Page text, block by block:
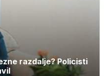
razdalje? Policisti